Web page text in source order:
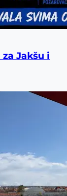
Jakšu i